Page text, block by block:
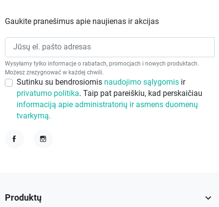
Gaukite pranešimus apie naujienas ir akcijas
Wysyłamy tylko informacje o rabatach, promocjach i nowych produktach.
Możesz zrezygnować w każdej chwili.
Sutinku su bendrosiomis naudojimo sąlygomis ir
privatumo politika. Taip pat pareiškiu, kad perskaičiau
informaciją apie administratorių ir asmens duomenų
tvarkymą.
Produktų 